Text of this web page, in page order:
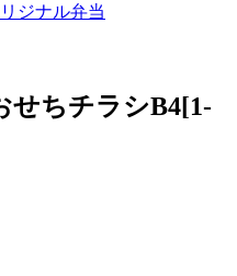
ジナル弁当
せちチラシB4[1-